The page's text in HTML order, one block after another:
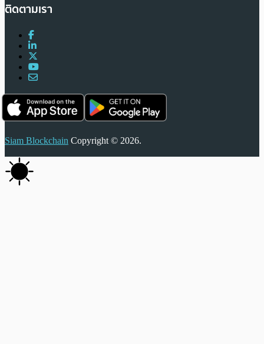
ติดตามเรา
Siam Blockchain Copyright © 2026.